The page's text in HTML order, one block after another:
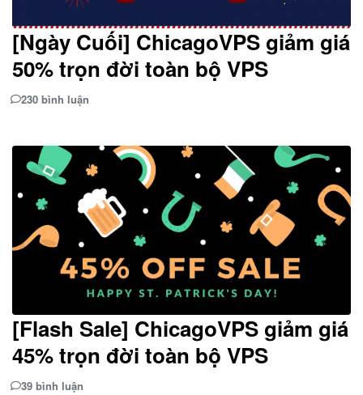
[Ngày Cuối] ChicagoVPS giảm giá
50% trọn đời toàn bộ VPS
230 bình luận
[Flash Sale] ChicagoVPS giảm giá
45% trọn đời toàn bộ VPS
39 bình luận